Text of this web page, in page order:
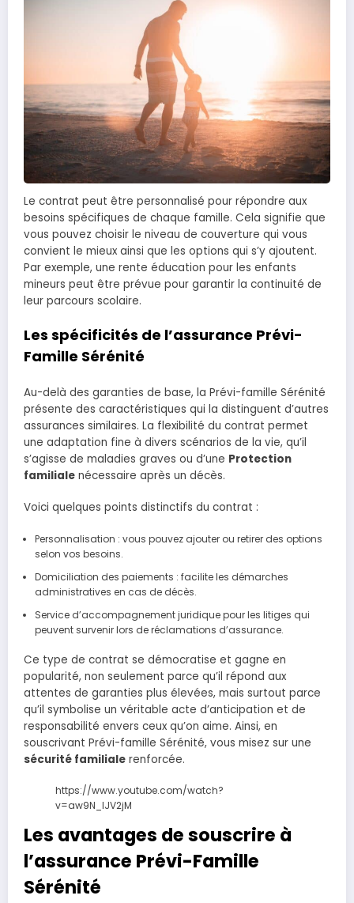
Le contrat peut être personnalisé pour répondre aux
besoins spécifiques de chaque famille. Cela signifie que
vous pouvez choisir le niveau de couverture qui vous
convient le mieux ainsi que les options qui s’y ajoutent.
Par exemple, une rente éducation pour les enfants
mineurs peut être prévue pour garantir la continuité de
leur parcours scolaire.
Les spécificités de l’assurance Prévi-
Famille Sérénité
Au-delà des garanties de base, la Prévi-famille Sérénité
présente des caractéristiques qui la distinguent d’autres
assurances similaires. La flexibilité du contrat permet
une adaptation fine à divers scénarios de la vie, qu’il
s’agisse de maladies graves ou d’une Protection
familiale nécessaire après un décès.
Voici quelques points distinctifs du contrat :
Personnalisation : vous pouvez ajouter ou retirer des options
selon vos besoins.
Domiciliation des paiements : facilite les démarches
administratives en cas de décès.
Service d’accompagnement juridique pour les litiges qui
peuvent survenir lors de réclamations d’assurance.
Ce type de contrat se démocratise et gagne en
popularité, non seulement parce qu’il répond aux
attentes de garanties plus élevées, mais surtout parce
qu’il symbolise un véritable acte d’anticipation et de
responsabilité envers ceux qu’on aime. Ainsi, en
souscrivant Prévi-famille Sérénité, vous misez sur une
sécurité familiale renforcée.
https://www.youtube.com/watch?
v=aw9N_IJV2jM
Les avantages de souscrire à
l’assurance Prévi-Famille
Sérénité